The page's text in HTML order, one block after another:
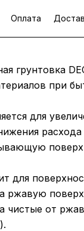
Оплата
грунтовка
при
для
для
ржавую
чистые от